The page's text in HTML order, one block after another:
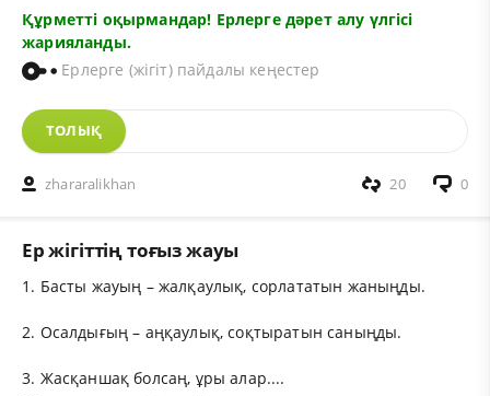
Құрметті оқырмандар! Ерлерге дәрет алу үлгісі
жарияланды.
Ерлерге (жігіт) пайдалы кеңестер
ТОЛЫҚ
zhararalikhan 0
20
Ер жігіттің тоғыз жауы
1. Басты жауың – жалқаулық, сорлататын жаныңды.
2. Осалдығың – аңқаулық, соқтыратын саныңды.
3. Жасқаншақ болсаң, ұры алар....